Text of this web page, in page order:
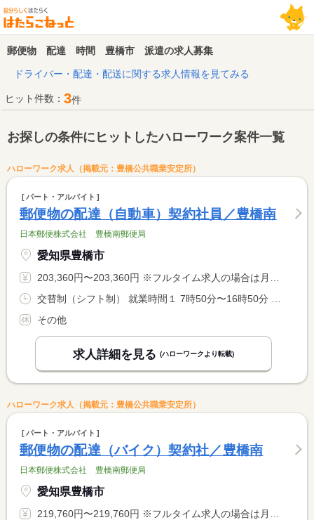
郵便物 配達 時間 豊橋市 派遣の求人募集
ドライバー・配達・配送に関する求人情報を見てみる
ヒット件数： 3件
お探しの条件にヒットしたハローワーク案件一覧
ハローワーク求人（掲載元：豊橋公共職業安定所）
パート・アルバイト
郵便物の配達（自動車）契約社員／豊橋南
日本郵便株式会社 豊橋南郵便局
愛知県豊橋市
203,360円〜203,360円 ※フルタイム求人の場合は月額（換算額）、パート求人の場合は時間額を表示しています。
その他
求人詳細を見る (ハローワークより転載)
ハローワーク求人（掲載元：豊橋公共職業安定所）
パート・アルバイト
郵便物の配達（バイク）契約社／豊橋南
日本郵便株式会社 豊橋南郵便局
愛知県豊橋市
219,760円〜219,760円 ※フルタイム求人の場合は月額（換算額）、パート求人の場合は時間額を表示しています。